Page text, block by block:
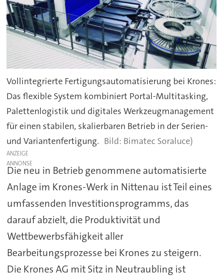
Vollintegrierte Fertigungsautomatisierung bei Krones:
Das flexible System kombiniert Portal-Multitasking,
Palettenlogistik und digitales Werkzeugmanagement
für einen stabilen, skalierbaren Betrieb in der Serien-
und Variantenfertigung.
Bimatec Soraluce)
ANZEIGE
Die neu in Betrieb genommene automatisierte
Anlage im Krones-Werk in Nittenau ist Teil eines
umfassenden Investitionsprogramms, das
darauf abzielt, die Produktivität und
Wettbewerbsfähigkeit aller
Bearbeitungsprozesse bei Krones zu steigern.
Die Krones AG mit Sitz in Neutraubling ist